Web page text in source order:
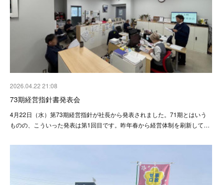
2026.04.22 21:08
73期経営指針書発表会
4月22日（水）第73期経営指針が社長から発表されました。71期とはいう
ものの、こういった発表は第1回目です。昨年春から経営体制を刷新して…